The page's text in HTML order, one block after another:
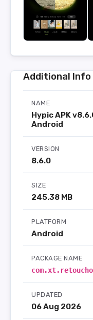
Additional Info
NAME
Hypic APK
Android
VERSION
8.6.0
SIZE
245.38 MB
PLATFORM
Android
PACKAGE NAME
UPDATED
06 Aug 2026